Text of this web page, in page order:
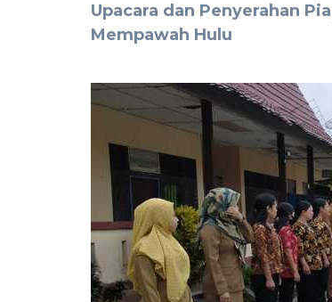
Upacara dan Penyerahan
Mempawah Hulu